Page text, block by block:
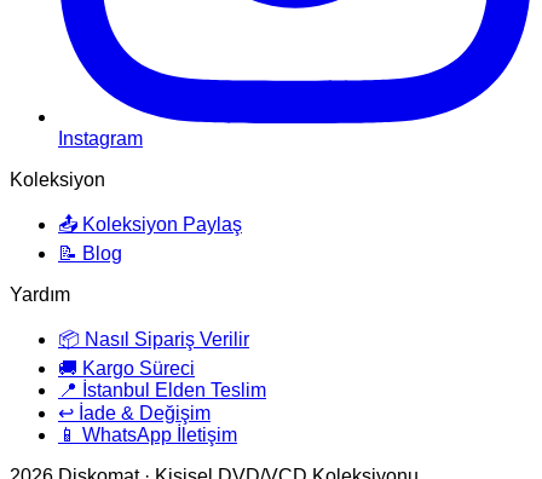
Instagram
Koleksiyon
📤 Koleksiyon Paylaş
📝 Blog
Yardım
📦 Nasıl Sipariş Verilir
🚚 Kargo Süreci
📍 İstanbul Elden Teslim
↩️ İade & Değişim
📱 WhatsApp İletişim